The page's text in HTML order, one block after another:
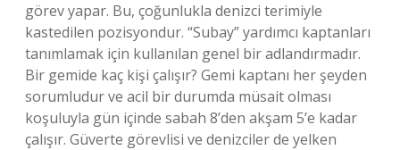
görev yapar. Bu, çoğunlukla denizci terimiyle
kastedilen pozisyondur. “Subay” yardımcı kaptanları
tanımlamak için kullanılan genel bir adlandırmadır.
Bir gemide kaç kişi çalışır? Gemi kaptanı her şeyden
sorumludur ve acil bir durumda müsait olması
koşuluyla gün içinde sabah 8’den akşam 5’e kadar
çalışır. Güverte görevlisi ve denizciler de yelken